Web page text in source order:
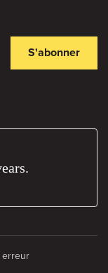
S'abonner
erreur